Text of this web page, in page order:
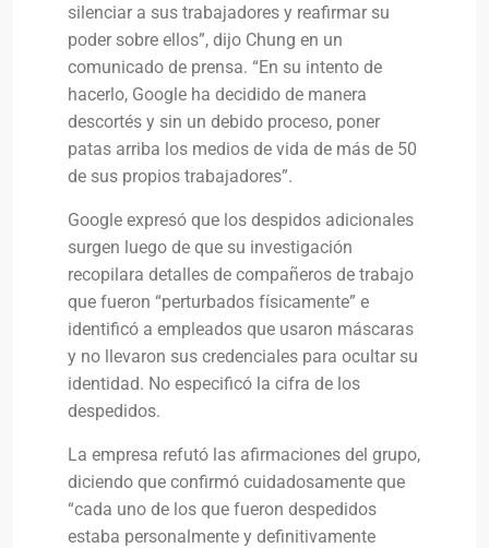
silenciar a sus trabajadores y reafirmar su
poder sobre ellos”, dijo Chung en un
comunicado de prensa. “En su intento de
hacerlo, Google ha decidido de manera
descortés y sin un debido proceso, poner
patas arriba los medios de vida de más de 50
de sus propios trabajadores”.
Google expresó que los despidos adicionales
surgen luego de que su investigación
recopilara detalles de compañeros de trabajo
que fueron “perturbados físicamente” e
identificó a empleados que usaron máscaras
y no llevaron sus credenciales para ocultar su
identidad. No especificó la cifra de los
despedidos.
La empresa refutó las afirmaciones del grupo,
diciendo que confirmó cuidadosamente que
“cada uno de los que fueron despedidos
estaba personalmente y definitivamente